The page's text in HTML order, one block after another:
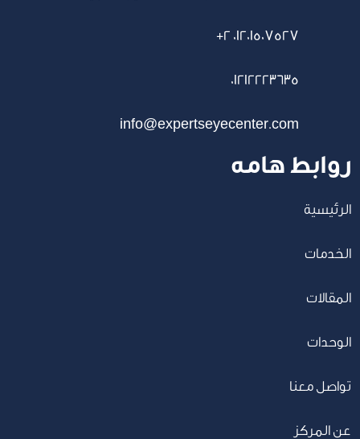
روابط هامه
الرئيسية
الخدمات
المقالات
الوحدات
تواصل معنا
عن المركز
+2 01201507527
01212223635
info@expertseyecenter.com